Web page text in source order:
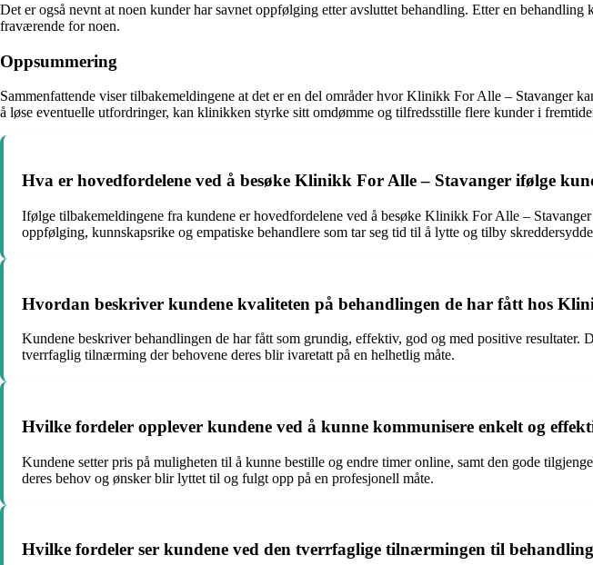
Det er også nevnt at noen kunder har savnet oppfølging etter avsluttet behandling. Etter en
fraværende for noen.
Oppsummering
Sammenfattende viser tilbakemeldingene at det er en del områder hvor Klinikk For Alle – Stavanger
å løse eventuelle utfordringer, kan klinikken styrke sitt omdømme og tilfredsstille flere kunder i
Hva er hovedfordelene ved å besøke Klinikk For Alle – Stavanger ifølge
Ifølge tilbakemeldingene fra kundene er hovedfordelene ved å besøke Klinikk For Alle –
oppfølging, kunnskapsrike og empatiske behandlere som tar seg tid til å lytte og tilby
Hvordan beskriver kundene kvaliteten på behandlingen de har fått hos
Kundene beskriver behandlingen de har fått som grundig, effektiv, god og med positive
tverrfaglig tilnærming der behovene deres blir ivaretatt på en helhetlig måte.
Hvilke fordeler opplever kundene ved å kunne kommunisere enkelt og
Kundene setter pris på muligheten til å kunne bestille og endre timer online, samt den gode
deres behov og ønsker blir lyttet til og fulgt opp på en profesjonell måte.
Hvilke fordeler ser kundene ved den tverrfaglige tilnærmingen til